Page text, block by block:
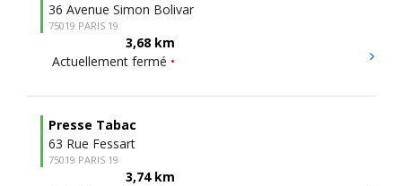
36 Avenue Simon Bolivar
75019 PARIS 19
3,68 km
Actuellement fermé •
Presse Tabac
63 Rue Fessart
75019 PARIS 19
3,74 km